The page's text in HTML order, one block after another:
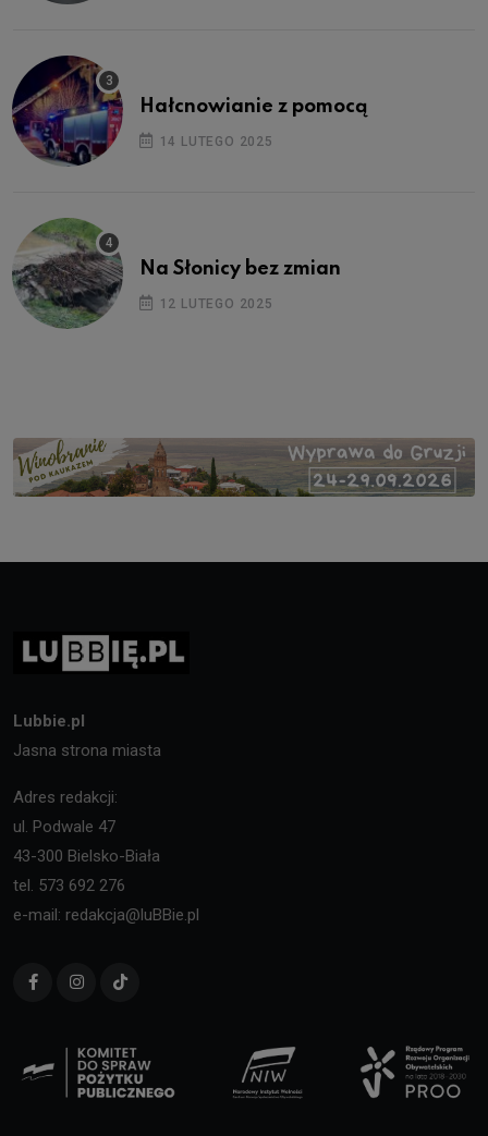
Hałcnowianie z pomocą
14 LUTEGO 2025
Na Słonicy bez zmian
12 LUTEGO 2025
Lubbie.pl
Jasna strona miasta
Adres redakcji:
ul. Podwale 47
43-300 Bielsko-Biała
tel. 573 692 276
e-mail: redakcja@luBBie.pl